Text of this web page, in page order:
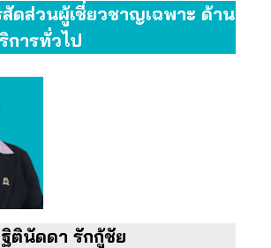
สัดส่วนผู้เชี่ยวชาญเฉพาะ ด้าน
การทั่วไป
ตินัดดา รักกู้ชัย